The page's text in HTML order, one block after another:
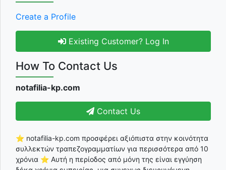
Create a Profile
Existing Customer? Log In
How To Contact Us
notafilia-kp.com
Contact Us
⭐ notafilia-kp.com προσφέρει αξιόπιστα στην κοινότητα
συλλεκτών τραπεζογραμματίων για περισσότερα από 10
χρόνια ⭐ Αυτή η περίοδος από μόνη της είναι εγγύηση